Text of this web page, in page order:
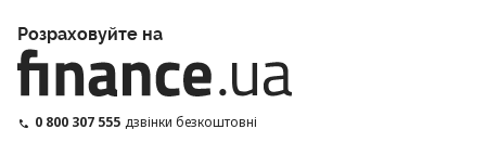
Розраховуйте на
0 800 307 555 дзвінки безкоштовні